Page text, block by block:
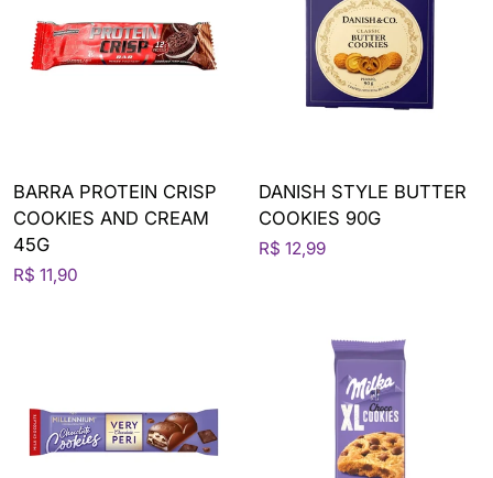
BARRA PROTEIN CRISP
COOKIES AND CREAM
45G
R$ 11,90
DANISH STYLE BUTTER
COOKIES 90G
R$ 12,99